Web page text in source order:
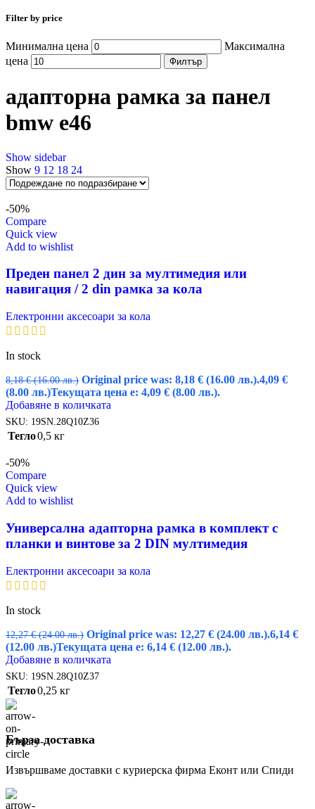
Filter by price
Минимална цена
Максимална
цена
Филтър
адапторна рамка за панел
bmw e46
Show sidebar
Show 9 12 18 24
-50%
Compare
Quick view
Add to wishlist
Преден панел 2 дин за мултимедия или
навигация / 2 din рамка за кола
Електронни аксесоари за кола
In stock
8,18€ (16.00 лв.) Original price was: 8,18 € (16.00 лв.).4,09 €
(8.00 лв.)Текущата цена е: 4,09 € (8.00 лв.).
Добавяне в количката
SKU: 19SN.28Q10Z36
Тегло0,5 кг
-50%
Compare
Quick view
Add to wishlist
Универсална адапторна рамка в комплект с
планки и винтове за 2 DIN мултимедия
Електронни аксесоари за кола
In stock
12,27€ (24.00 лв.) Original price was: 12,27 € (24.00 лв.).6,14 €
(12.00 лв.)Текущата цена е: 6,14 € (12.00 лв.).
Добавяне в количката
SKU: 19SN.28Q10Z37
Тегло0,25 кг
Бърза доставка
Извършваме доставки с куриерска фирма Еконт или Спиди